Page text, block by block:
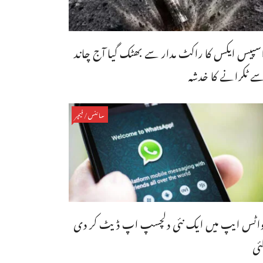
ایکس کا راکٹ مدار سے بھٹک گیا آج چاند
ٹکرانے کا خدشہ
سائنس/فیچر
ایپ میں ایک نئی دلچسپ اپ ڈیٹ کر دی